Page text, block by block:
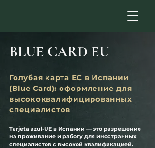
BLUE CARD EU
Голубая карта ЕС в Испании
(Blue Card): оформление для
высококвалифицированных
специалистов
Tarjeta azul-UE в Испании — это разрешение
на проживание и работу для иностранных
специалистов с высокой квалификацией.